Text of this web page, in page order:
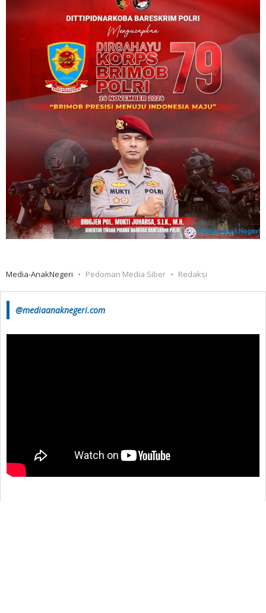
Media-AnakNegeri Pedoman Media Siber Redaksi
@mediaanaknegeri.com